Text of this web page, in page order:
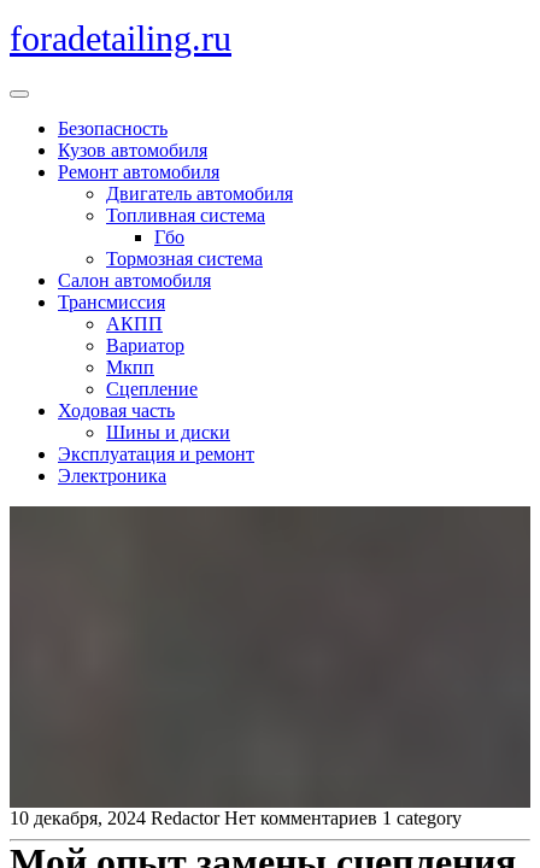
Перейти
к
foradetailing.ru
Кнопка
ОткрытьБезопасность
Кузов автомобиля
Ремонт автомобиля
Двигатель автомобиля
Топливная система
Гбо
Тормозная система
Салон автомобиля
Трансмиссия
АКПП
Вариатор
Мкпп
Сцепление
Ходовая часть
Шины и диски
Эксплуатация и ремонт
Электроника
10 декабря, 2024 Redactor Нет комментариев 1 category